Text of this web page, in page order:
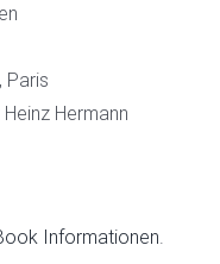
Paris
Hermann
Informationen